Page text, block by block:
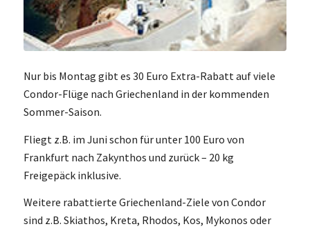
Nur bis Montag gibt es 30 Euro Extra-Rabatt auf viele
Condor-Flüge nach Griechenland in der kommenden
Sommer-Saison.
Fliegt z.B. im Juni schon für unter 100 Euro von
Frankfurt nach Zakynthos und zurück – 20 kg
Freigepäck inklusive.
Weitere rabattierte Griechenland-Ziele von Condor
sind z.B. Skiathos, Kreta, Rhodos, Kos, Mykonos oder